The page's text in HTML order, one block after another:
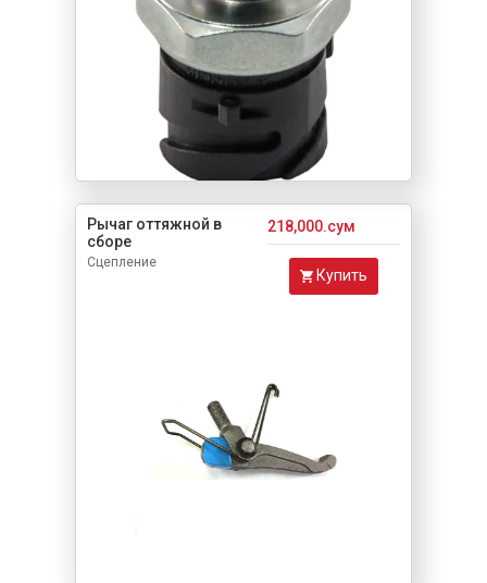
Рычаг оттяжной в
сборе
Сцепление
218,000.сум
Купить